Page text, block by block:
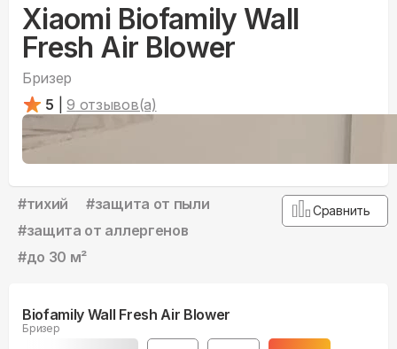
Xiaomi Biofamily Wall
Fresh Air Blower
Бризер
5
9 отзывов(а)
#тихий #защита от пыли
#защита от аллергенов
#до 30 м²
Сравнить
Biofamily Wall Fresh Air Blower
Бризер